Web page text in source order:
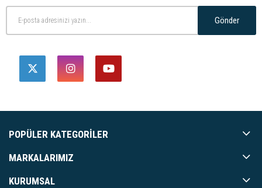
Gönder
POPÜLER KATEGORILER
MARKALARIMIZ
KURUMSAL